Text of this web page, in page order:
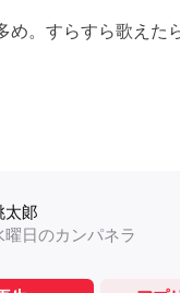
め。すらすら歌えた